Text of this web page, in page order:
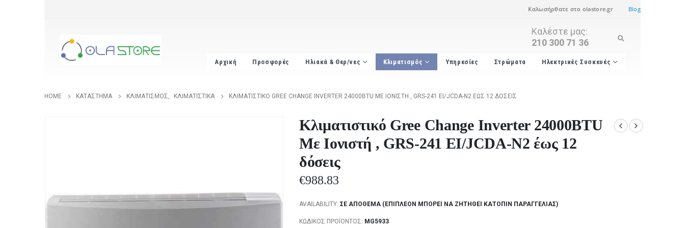
Καλωσήρθατε στο olastore.gr Blog
Καλέστε μας:
210 300 71 36
Αρχική Προσφορές Ηλιακά & Θερ/νες Κλιματισμός Υπηρεσίες Στρώματα Ηλεκτρικές Συσκευές
HOME ΚΑΤΆΣΤΗΜΑ ΚΛΙΜΑΤΙΣΜΌΣ, ΚΛΙΜΑΤΙΣΤΙΚΆ ΚΛΙΜΑΤΙΣΤΙΚΌ GREE CHANGE INVERTER 24000BTU ΜΕ ΙΟΝΙΣΤΉ , GRS-241 EI/JCDA-N2 ΈΩΣ 12 ΔΌΣΕΙΣ
Κλιματιστικό Gree Change Inverter 24000BTU
Με Ιονιστή , GRS-241 EI/JCDA-N2 έως 12
δόσεις
€988.83
AVAILABILITY: ΣΕ ΑΠΌΘΕΜΑ (ΕΠΙΠΛΈΟΝ ΜΠΟΡΕΊ ΝΑ ΖΗΤΗΘΕΊ ΚΑΤΌΠΙΝ ΠΑΡΑΓΓΕΛΊΑΣ)
ΚΩΔΙΚΌΣ ΠΡΟΪΌΝΤΟΣ: MG5933